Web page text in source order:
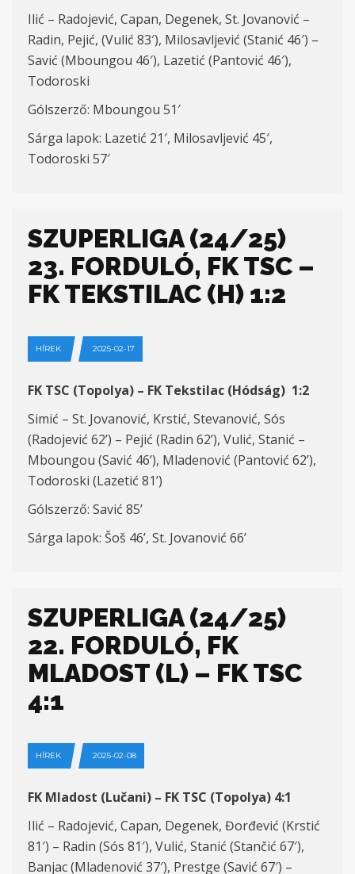
Ilić – Radojević, Capan, Degenek, St. Jovanović –
Radin, Pejić, (Vulić 83′), Milosavljević (Stanić 46′) –
Savić (Mboungou 46′), Lazetić (Pantović 46′),
Todoroski
Gólszerző: Mboungou 51′
Sárga lapok: Lazetić 21′, Milosavljević 45′,
Todoroski 57′
SZUPERLIGA (24/25)
23. FORDULÓ, FK TSC –
FK TEKSTILAC (H) 1:2
HÍREK 2025-02-17
FK TSC (Topolya) – FK Tekstilac (Hódság) 1:2
Simić – St. Jovanović, Krstić, Stevanović, Sós
(Radojević 62’) – Pejić (Radin 62’), Vulić, Stanić –
Mboungou (Savić 46’), Mladenović (Pantović 62’),
Todoroski (Lazetić 81’)
Gólszerző: Savić 85’
Sárga lapok: Šoš 46’, St. Jovanović 66’
SZUPERLIGA (24/25)
22. FORDULÓ, FK
MLADOST (L) – FK TSC
4:1
HÍREK 2025-02-08
FK Mladost (Lučani) – FK TSC (Topolya) 4:1
Ilić – Radojević, Capan, Degenek, Đorđević (Krstić
81′) – Radin (Sós 81′), Vulić, Stanić (Stančić 67′),
Banjac (Mladenović 37′), Prestge (Savić 67′) –